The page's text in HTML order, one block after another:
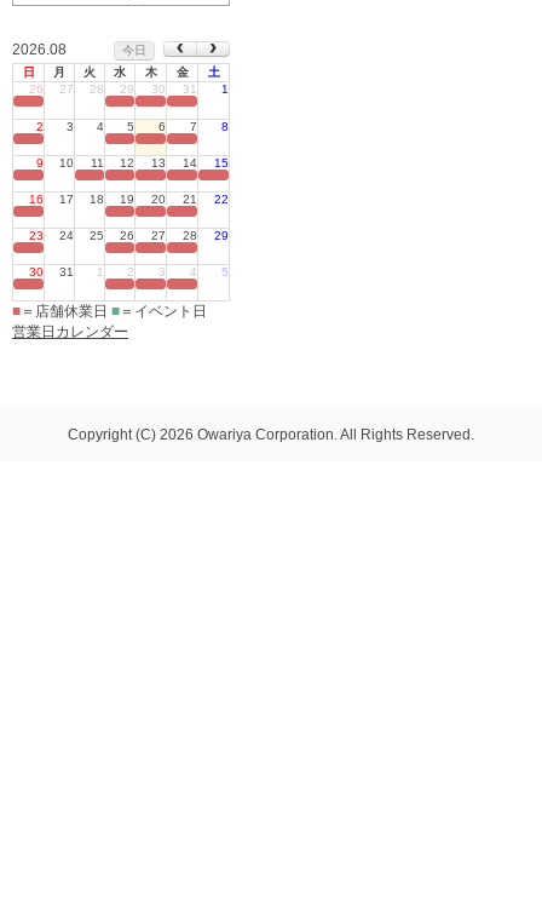
2026.08
今日
日
月 火 水 木 金
土
26
27 28 29 30 31 1
2 3 4 5 6 7 8
9 10 11 12 13 14 15
16 17 18 19 20 21 22
23 24 25 26 27 28 29
30 31 1 2 3 4 5
■ ＝店舗休業日 ■ ＝イベント日
営業日カレンダー
Copyright (C) 2026 Owariya Corporation. All Rights Reserved.